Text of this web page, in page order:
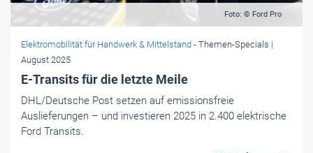
DHL/Deutsche Post setzen auf emissionsfreie
Auslieferungen – und investieren 2025 in 2.400 elektrische
Ford Transits.